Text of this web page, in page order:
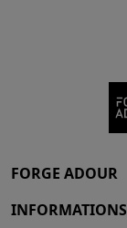
FORGE ADOUR
INFORMATIONS